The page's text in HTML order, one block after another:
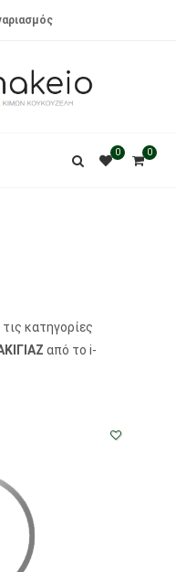
0
0
κατηγορίες
από το i-